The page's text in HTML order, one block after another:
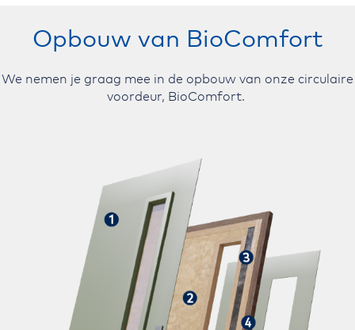
Opbouw van BioComfort
We nemen je graag mee in de opbouw van onze circulaire
voordeur, BioComfort.